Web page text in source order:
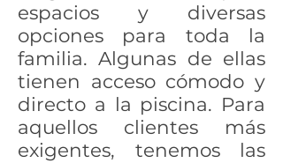
espacios y diversas
opciones para toda la
familia. Algunas de ellas
tienen acceso cómodo y
directo a la piscina. Para
aquellos clientes más
exigentes, tenemos las